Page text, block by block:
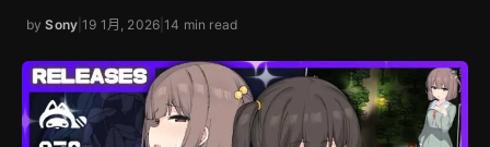
bySony |19 1月, 2026 |14 min read